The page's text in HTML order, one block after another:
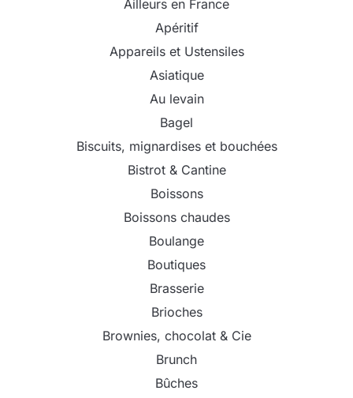
Ailleurs en France
Apéritif
Appareils et Ustensiles
Asiatique
Au levain
Bagel
Biscuits, mignardises et bouchées
Bistrot & Cantine
Boissons
Boissons chaudes
Boulange
Boutiques
Brasserie
Brioches
Brownies, chocolat & Cie
Brunch
Bûches